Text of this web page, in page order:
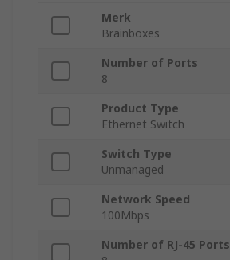
Merk
Brainboxes
Number of Ports
8
Product Type
Ethernet Switch
Switch Type
Unmanaged
Network Speed
100Mbps
Number of RJ-45 Ports